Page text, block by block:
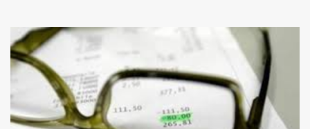
ordinaria di ottobre . Cos’è la retribuzione di risultato La
retribuzione di risultato rappresenta la parte variabile dello
stipendio dei dirigenti scolastici. Viene corrisposta per valorizzare
la qualità dell’attività svolta, la gestione delle risorse e il
raggiungimento degli obiettivi fissati dal Ministero dell’Istruzione
e del Merito (MIM) . Per l’anno scolastico 2023/2024, il MIM ha